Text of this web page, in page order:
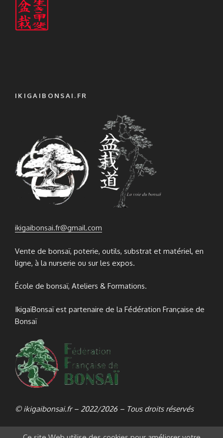
IKIGAIBONSAI.FR
ikigaibonsai.fr@gmail.com
Vente de bonsaï, poterie, outils, substrat et matériel, en
ligne, à la nurserie ou sur les expos.
École de bonsaï, Ateliers & Formations.
IkigaïBonsaï est partenaire de la Fédération Française de
Bonsaï
© ikigaibonsai.fr – 2022/2026 – Tous droits réservés